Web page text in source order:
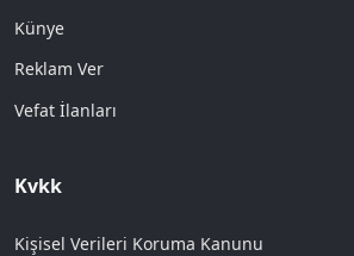
Künye
Reklam Ver
Vefat İlanları
Kvkk
Kişisel Verileri Koruma Kanunu